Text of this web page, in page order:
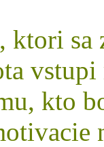
ktori
kto